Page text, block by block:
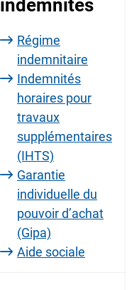
indemnités
Régime
indemnitaire
Indemnités
horaires pour
travaux
supplémentaires
(IHTS)
Garantie
individuelle du
pouvoir d’achat
(Gipa)
Aide sociale